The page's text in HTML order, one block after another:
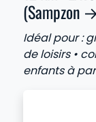
(Sampzon
Idéal pour :
de loisirs •
enfants à